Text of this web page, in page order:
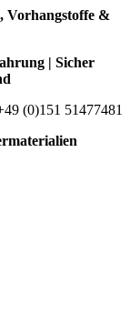
Vorhangstoffe &
| Sicher
(0)151 51477481